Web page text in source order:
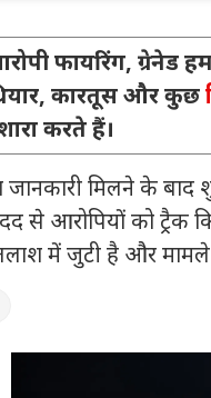
फायरिंग, ग्रेनेड
कारतूस और कुछ
करते हैं।
जानकारी मिलने के
से आरोपियों को ट्रैक
में जुटी है और मामले